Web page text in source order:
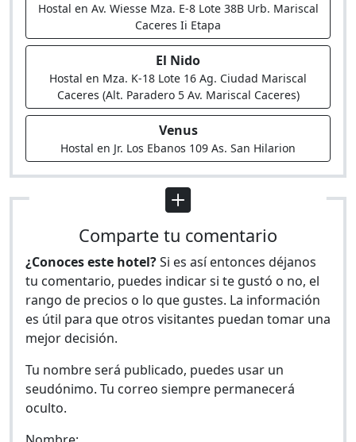
Hostal en Av. Wiesse Mza. E-8 Lote 38B Urb. Mariscal
Caceres Ii Etapa
El Nido
Hostal en Mza. K-18 Lote 16 Ag. Ciudad Mariscal
Caceres (Alt. Paradero 5 Av. Mariscal Caceres)
Venus
Hostal en Jr. Los Ebanos 109 As. San Hilarion
Comparte tu comentario
¿Conoces este hotel?Si es así entonces déjanos
tu comentario, puedes indicar si te gustó o no, el
rango de precios o lo que gustes. La información
es útil para que otros visitantes puedan tomar una
mejor decisión.
Tu nombre será publicado, puedes usar un
seudónimo. Tu correo siempre permanecerá
oculto.